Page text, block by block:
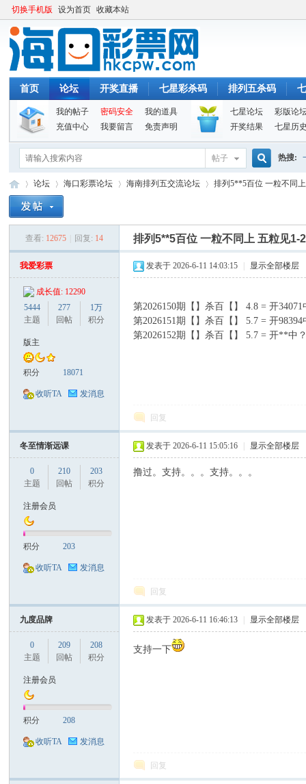
切换手机版 设为首页 收藏本站
首页 论坛 开奖直播 七星彩杀码 排列五杀码
我的帖子 密码安全
我的道具
充值中心
我要留言 免责声明
七星论坛
彩版论
开奖结果
七星历
帖子
搜
索
热搜:
论坛
›
海口彩票论坛 海南排列五交流论坛 排列5**5百位 一粒不同
查看: 12675 回复: 14 排列5**5百位 一粒不同上 五粒见1-
我爱彩票
成长值: 12290
5444
主题
277
回帖
1万
积分
版主
积分 18071
收听TA 发消息
发表于 2026-6-11 14:03:15 显示全部楼层
第2026150期【】杀百【】 4.8 = 开34071
第2026151期【】杀百【】 5.7 = 开98394
第2026152期【】杀百【】 5.7 = 开**中
回复
冬至情渐远课
0
主题
210
回帖
203
积分
注册会员
积分 203
收听TA 发消息
发表于 2026-6-11 15:05:16 显示全部楼层
撸过。支持。。。支持。。。
回复
九度品牌
0
主题
209
回帖
208
积分
注册会员
积分 208
收听TA 发消息
发表于 2026-6-11 16:46:13 显示全部楼层
支持一下
回复